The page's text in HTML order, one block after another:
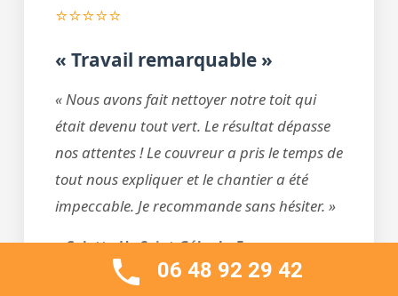
⭐⭐⭐⭐⭐
« Travail remarquable »
« Nous avons fait nettoyer notre toit qui
était devenu tout vert. Le résultat dépasse
nos attentes ! Le couvreur a pris le temps de
tout nous expliquer et le chantier a été
impeccable. Je recommande sans hésiter. »
– Colette H., Saint-Gély-du-Fesc
Nettoyage + Hydrofuge06 48 92 29 42